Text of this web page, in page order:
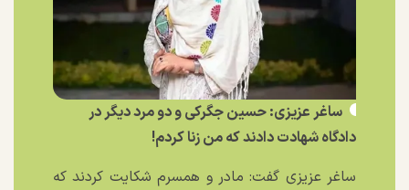
ساغر عزیزی: حسین جگرکی و دو مرد دیگر در
دادگاه شهادت دادند که من زنا کردم!
ساغر عزیزی گفت: مادر و همسرم شکایت کردند که